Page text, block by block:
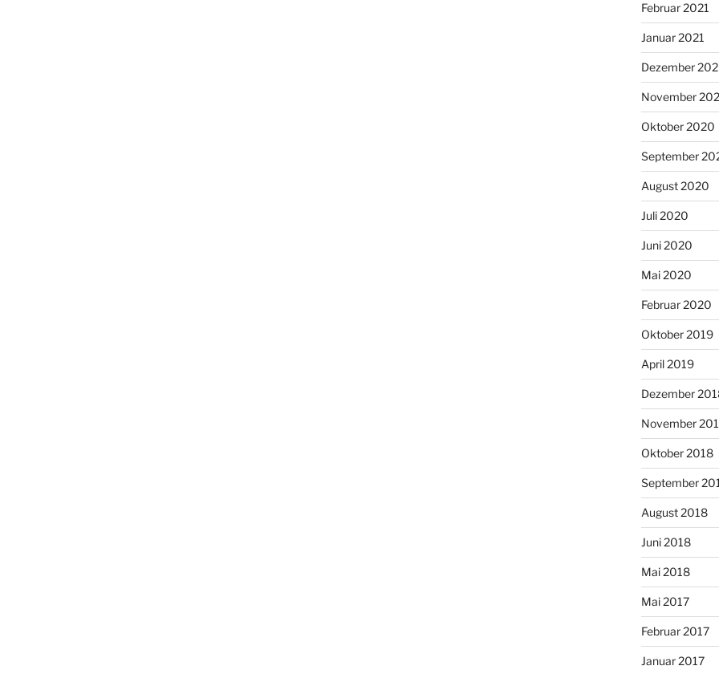
Februar 2021
Januar 2021
Dezember
November
Oktober 2020
September
August 2020
Juli 2020
Juni 2020
Mai 2020
Februar 2020
Oktober 2019
April 2019
Dezember
November
Oktober 2018
September
August 2018
Juni 2018
Mai 2018
Mai 2017
Februar 2017
Januar 2017